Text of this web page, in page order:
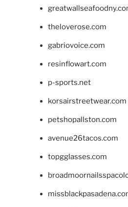
theloverose.com
gabriovoice.com
resinflowart.com
p-sports.net
korsairstreetwear.com
petshopallston.com
avenue26tacos.com
topgglasses.com